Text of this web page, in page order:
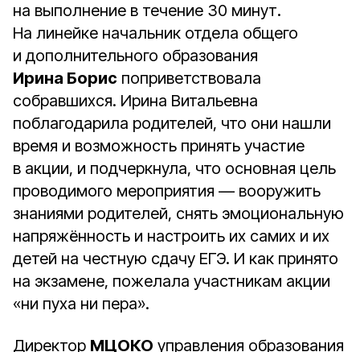
на выполнение в течение 30 минут.
На линейке начальник отдела общего
и дополнительного образования
Ирина Борис поприветствовала
собравшихся. Ирина Витальевна
поблагодарила родителей, что они нашли
время и возможность принять участие
в акции, и подчеркнула, что основная цель
проводимого мероприятия — вооружить
знаниями родителей, снять эмоциональную
напряжённость и настроить их самих и их
детей на честную сдачу ЕГЭ. И как принято
на экзамене, пожелала участникам акции
«ни пуха ни пера».
Директор МЦОКО управления образования